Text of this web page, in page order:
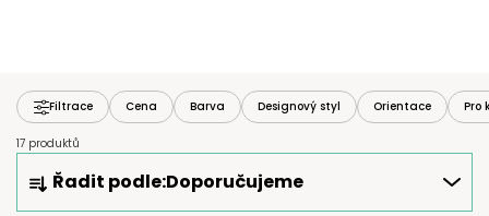
Filtrace Cena Barva Designový styl Orientace Pro
17 produktů
Řadit podle:Doporučujeme